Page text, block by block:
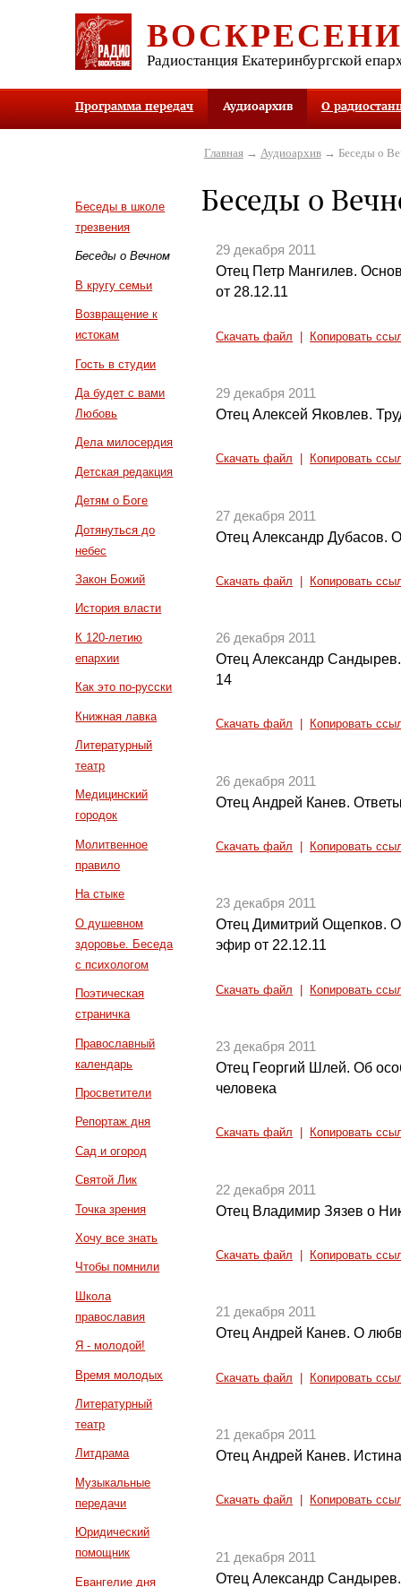
Радиостанция Екатеринбургской
Программа передач Аудиоархив О
Беседы в школе
трезвения
Беседы о Вечном
В кругу семьи
Возвращение к
истокам
Гость в студии
Да будет с вами
Любовь
Дела милосердия
Детская редакция
Детям о Боге
Дотянуться до
небес
Закон Божий
История власти
К 120-летию
епархии
Как это по-русски
Книжная лавка
Литературный
театр
Медицинский
городок
Молитвенное
правило
На стыке
О душевном
здоровье. Беседа
с психологом
Поэтическая
страничка
Православный
календарь
Просветители
Репортаж дня
Сад и огород
Святой Лик
Точка зрения
Хочу все знать
Чтобы помнили
Школа
православия
Я - молодой!
Время молодых
Литературный
театр
Литдрама
Музыкальные
передачи
Юридический
помощник
Евангелие дня
Главная→ Аудиоархив→ Беседы о
Беседы о
29 декабря 2011
Отец Петр Мангилев.
от 28.12.11
Скачать файл Копировать
29 декабря 2011
Отец Алексей Яковлев.
Скачать файл Копировать
27 декабря 2011
Отец Александр Дубасов.
Скачать файл Копировать
26 декабря 2011
Отец Александр
14
Скачать файл Копировать
26 декабря 2011
Отец Андрей Канев.
Скачать файл Копировать
23 декабря 2011
Отец Димитрий Ощепков.
эфир от 22.12.11
Скачать файл Копировать
23 декабря 2011
Отец Георгий Шлей. Об
человека
Скачать файл Копировать
22 декабря 2011
Отец Владимир Зязев о
Скачать файл Копировать
21 декабря 2011
Отец Андрей Канев. О
Скачать файл Копировать
21 декабря 2011
Отец Андрей Канев.
Скачать файл Копировать
21 декабря 2011
Отец Александр